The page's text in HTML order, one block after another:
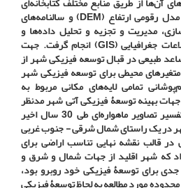
مانند نقشه‌های اسکن‌شده، مدل رقومی ارتفاع (DEM) و سالنامه‌های
مدیریت و تجزیه و تحلیل داده‌ها و
اطلاعات در محیط سامانه اطلاعات جغرافیایی (GIS) انجام گرفت. جهت
طبیعی در قبال توسعه فیزیکی شهر از
محیطی برای توسعه فیزیکی شهر
تمامی لایه‌های مکانی مربوط به
بهینه توسعۀ فیزیکی آتی شهر مدنظر
قرار گرفت. نتایج حاصل از تفسیر تصاویر ماهواره‌ای طی 30 سال اخیر
در یک راستای شمال شرقی - جنوب غربی
قالب نقشه نهایی تناسب اراضی برای
که شهر اقلید از جهات شمال و شرق و
برای توسعۀ فیزیکی خود روبرو بود،
اراضی محدوده مورد مطالعه به لحاظ توسعۀ فیزیکی